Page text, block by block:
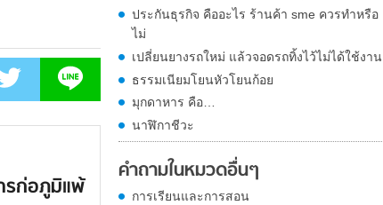
รก่อภูมิแพ้
ประกันธุรกิจ คืออะไร ร้านค้า sme ควรทำหรือ
ไม่
เปลี่ยนยางรถใหม่ แล้วจอดรถทิ้งไว้ไม่ได้ใช้งาน
ธรรมเนียมโยนหัวโยนก้อย
มุกดาหาร คือ…
นาฬิกาชีวะ
คำถามในหมวดอื่นๆ
การเรียนและการสอน